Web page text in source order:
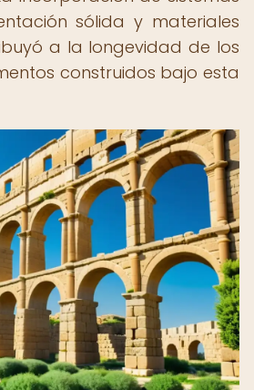
sólida y materiales
a la longevidad de los
construidos bajo esta